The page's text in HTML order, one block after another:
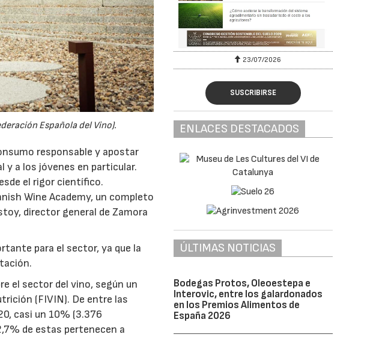
Española del Vino).
responsable y apostar
y a los jóvenes en particular.
el rigor científico.
Wine Academy, un completo
director general de Zamora
para el sector, ya que la
el sector del vino, según un
(FIVIN). De entre las
casi un 10% (3.376
de estas pertenecen a
30/07/2026 23/07/2026
SUSCRIBIRSE
ENLACES DESTACADOS
ÚLTIMAS NOTICIAS
Bodegas Protos, Oleoestepa e
Interovic, entre los galardonados
en los Premios Alimentos de
España 2026